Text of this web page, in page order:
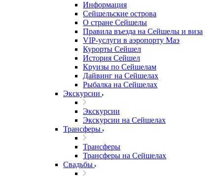
Информация
Сейшельские острова
О стране Сейшелы
Правила въезда на Сейшелы и виза
VIP-услуги в аэропорту Маэ
Курорты Сейшел
История Сейшел
Круизы по Сейшелам
Дайвинг на Сейшелах
Рыбалка на Сейшелах
Экскурсии
Экскурсии
Экскурсии на Сейшелах
Трансферы
Трансферы
Трансферы на Сейшелах
Свадьбы